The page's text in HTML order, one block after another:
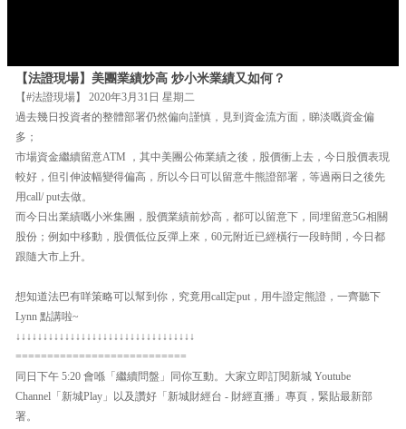
【法證現場】美團業績炒高 炒小米業績又如何？
【#法證現場】 2020年3月31日 星期二
過去幾日投資者的整體部署仍然偏向謹慎，見到資金流方面，睇淡嘅資金偏
多；
市場資金繼續留意ATM ，其中美團公佈業績之後，股價衝上去，今日股價表現
較好，但引伸波幅變得偏高，所以今日可以留意牛熊證部署，等過兩日之後先
用call/ put去做。
而今日出業績嘅小米集團，股價業績前炒高，都可以留意下，同埋留意5G相關
股份；例如中移動，股價低位反彈上來，60元附近已經橫行一段時間，今日都
跟隨大市上升。
想知道法巴有咩策略可以幫到你，究竟用call定put，用牛證定熊證，一齊聽下
Lynn 點講啦~
↓↓↓↓↓↓↓↓↓↓↓↓↓↓↓↓↓↓↓↓↓↓↓↓↓↓↓↓↓↓↓↓↓
===========================
同日下午 5:20 會喺「繼續問盤」同你互動。大家立即訂閱新城 Youtube
Channel「新城Play」以及讚好「新城財經台 - 財經直播」專頁，緊貼最新部
署。